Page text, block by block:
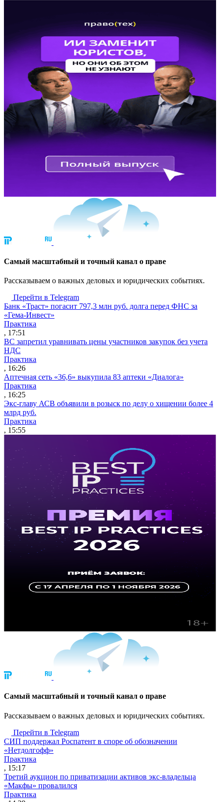
Cамый масштабный и точный канал о праве
Рассказываем о важных деловых и юридических событиях.
Перейти в Telegram
Банк «Траст» погасит 797,3 млн руб. долга перед ФНС за
«Гема-Инвест»
Практика
, 17:51
ВС запретил уравнивать цены участников закупок без учета
НДС
Практика
, 16:26
Аптечная сеть «36,6» выкупила 83 аптеки «Диалога»
Практика
, 16:25
Экс-главу АСВ объявили в розыск по делу о хищении более 4
млрд руб.
Практика
, 15:55
Cамый масштабный и точный канал о праве
Рассказываем о важных деловых и юридических событиях.
Перейти в Telegram
СИП поддержал Роспатент в споре об обозначении
«Нетдолгофф»
Практика
, 15:17
Третий аукцион по приватизации активов экс-владельца
«Макфы» провалился
Практика